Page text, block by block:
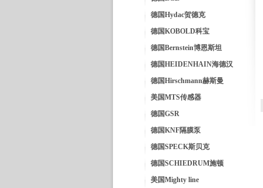
德国Hydac贺德克
德国KOBOLD科宝
德国Bernstein博恩斯坦
德国HEIDENHAIN海德汉
德国Hirschmann赫斯曼
美国MTS传感器
德国GSR
德国KNF隔膜泵
德国SPECK斯贝克
德国SCHIEDRUM施顿
美国Mighty line